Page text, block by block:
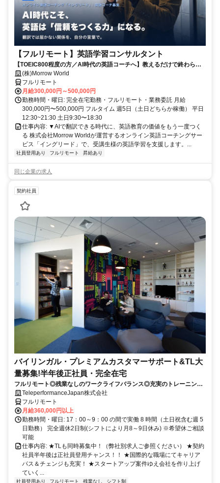
【フルリモート】英語学習コンサルタント
【TOEIC800程度の方／AI時代の英語コーチへ】教えるだけで終わらな
い。受講生の学習習慣と“自分の言葉で伝える力”を育てるお仕事です
(株)Morrow World
フルリモート
月給300,000円～500,000円
勤務時間・曜日: 完全在宅勤務・フルリモート・業務委託 月給
300,000円〜500,000円 フルタイム 週5日（土日どちらか稼働） 平日
12:30~21:30 土日9:30〜18:30
仕事内容: ▼AIで翻訳できる時代に、英語教育の価値をもう一度つく
る 株式会社Morrow Worldが運営するオンライン英語コーチングサー
ビス「イングリード」で、受講生様の英語学習を支援します。...
社員登用あり フルリモート 昇給あり
同じ企業の求人
契約社員
バイリンガル・プレミアムカスタマーサポート&TL大
量募集!半年後正社員・完全在宅
フルリモート◎残業なしのワークライフバランス◎充実のトレーニング
◎語学を活かして将来キャリア有望
TeleperformanceJapan株式会社
フルリモート
月給360,000円以上
勤務時間・曜日: 17：00～9：00 の間で実働 8 時間（土日祝含む週 5
日勤務） 完全週休2日制(シフトにより月8～9日休み) ※希望休ご相談
可能
仕事内容: ★TLも同時募集中！（弊社別求人ご参照ください） ★契約
社員半年後は正社員登用チャンス！！ ★国際的な職場にてキャリア
パス＆チェンジも充実！ ★スタートアップ案件ゆえ会社を作り上げ
ていく...
社員登用あり フルリモート 残業なし シフト制